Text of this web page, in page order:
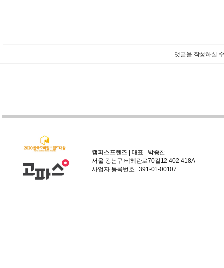
댓글을 작성하실
캠퍼스프렌즈 | 대표 : 박종찬
서울 강남구 테헤란로70길12 402-418A
사업자 등록번호 : 391-01-00107